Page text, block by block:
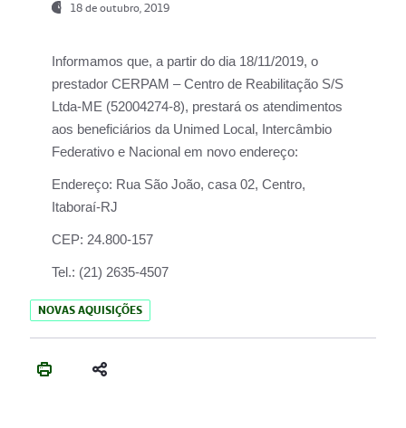
18 de outubro, 2019
Informamos que, a partir do dia 18/11/2019, o
prestador CERPAM – Centro de Reabilitação S/S
Ltda-ME (52004274-8), prestará os atendimentos
aos beneficiários da Unimed Local, Intercâmbio
Federativo e Nacional em novo endereço:
Endereço: Rua São João, casa 02, Centro,
Itaboraí-RJ
CEP: 24.800-157
Tel.: (21) 2635-4507
NOVAS AQUISIÇÕES